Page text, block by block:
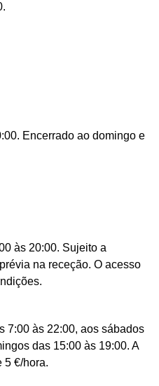
Encerrado ao domingo e
às 20:00. Sujeito a
na receção. O acesso
7:00 às 22:00, aos sábados
das 15:00 às 19:00. A
5 €/hora.